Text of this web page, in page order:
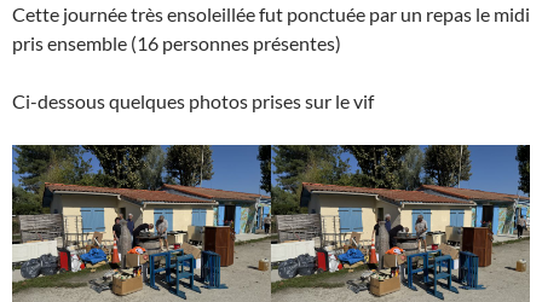
Cette journée très ensoleillée fut ponctuée par un repas le midi
pris ensemble (16 personnes présentes)
Ci-dessous quelques photos prises sur le vif